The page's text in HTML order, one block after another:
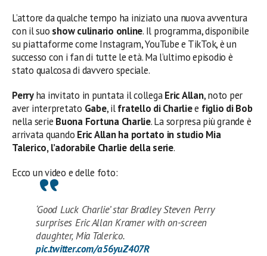
L’attore da qualche tempo ha iniziato una nuova avventura
con il suo show culinario online. Il programma, disponibile
su piattaforme come Instagram, YouTube e TikTok, è un
successo con i fan di tutte le età. Ma l’ultimo episodio è
stato qualcosa di davvero speciale.
Perryha invitato in puntata il collegaEric Allan, noto per
aver interpretato Gabe, ilfratello di Charliee figlio di Bob
nella serie Buona Fortuna Charlie. La sorpresa più grande è
arrivata quando Eric Allan ha portato in studio Mia
Talerico, l’adorabile Charlie della serie.
Ecco un video e delle foto:
‘Good Luck Charlie’ star Bradley Steven Perry
surprises Eric Allan Kramer with on-screen
daughter, Mia Talerico.
pic.twitter.com/a56yuZ407R